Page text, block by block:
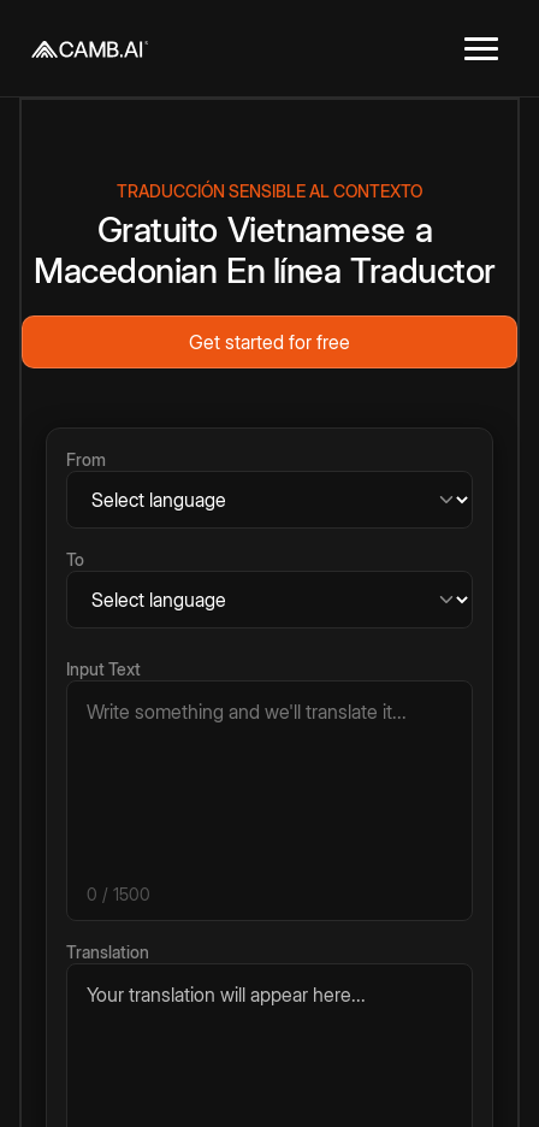
TRADUCCIÓN SENSIBLE AL CONTEXTO
Gratuito Vietnamese a
Macedonian En línea Traductor
Get started for free
From
To
Input Text
0 / 1500
Translation
Your translation will appear here...